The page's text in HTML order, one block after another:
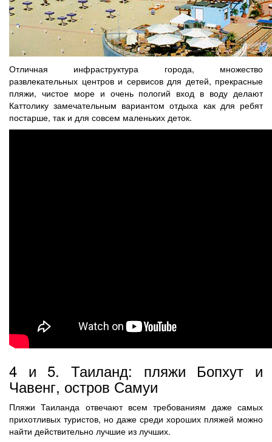
Отличная инфраструктура города, множество
развлекательных центров и сервисов для детей, прекрасные
пляжи, чистое море и очень пологий вход в воду делают
Каттолику замечательным вариантом отдыха как для ребят
постарше, так и для совсем маленьких деток.
4 и 5. Таиланд: пляжи Бопхут и
Чавенг, остров Самуи
Пляжи Таиланда отвечают всем требованиям даже самых
прихотливых туристов, но даже среди хороших пляжей можно
найти действительно лучшие из лучших.